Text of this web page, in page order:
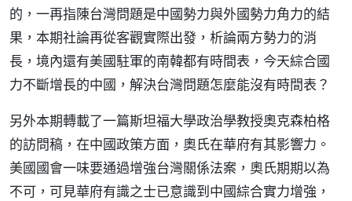
的，一再指陳台灣問題是中國勢力與外國勢力角力的結
果，本期社論再從客觀實際出發，析論兩方勢力的消
長，境內還有美國駐軍的南韓都有時間表，今天綜合國
力不斷增長的中國，解決台灣問題怎麼能沒有時間表？
另外本期轉載了一篇斯坦福大學政治學教授奧克森柏格
的訪問稿，在中國政策方面，奧氏在華府有其影響力。
美國國會一味要通過增強台灣關係法案，奧氏期期以為
不可，可見華府有識之士已意識到中國綜合實力增強，